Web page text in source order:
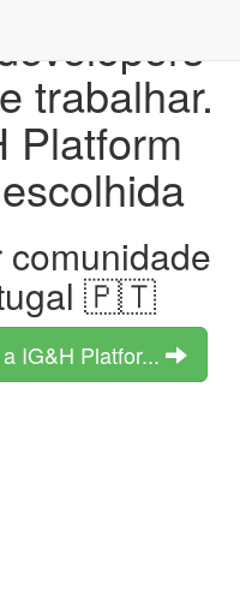
trabalhar.
Platform
🇵🇹
IG&H Platfor...